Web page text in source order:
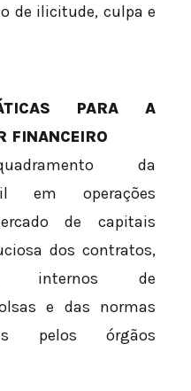
de ilicitude, culpa e
PARA A
FINANCEIRO
da
em operações
de capitais
dos contratos,
internos de
e das normas
pelos órgãos